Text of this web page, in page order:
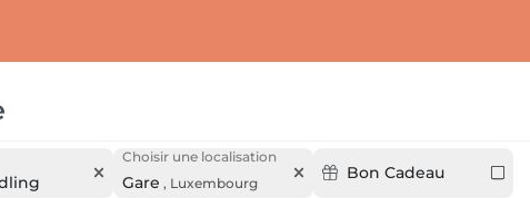
Choisir une localisation
Gare , Luxembourg
Bon Cadeau